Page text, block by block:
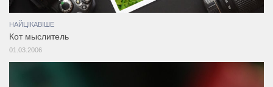
НАЙЦІКАВІШЕ
Кот мыслитель
01.03.2006